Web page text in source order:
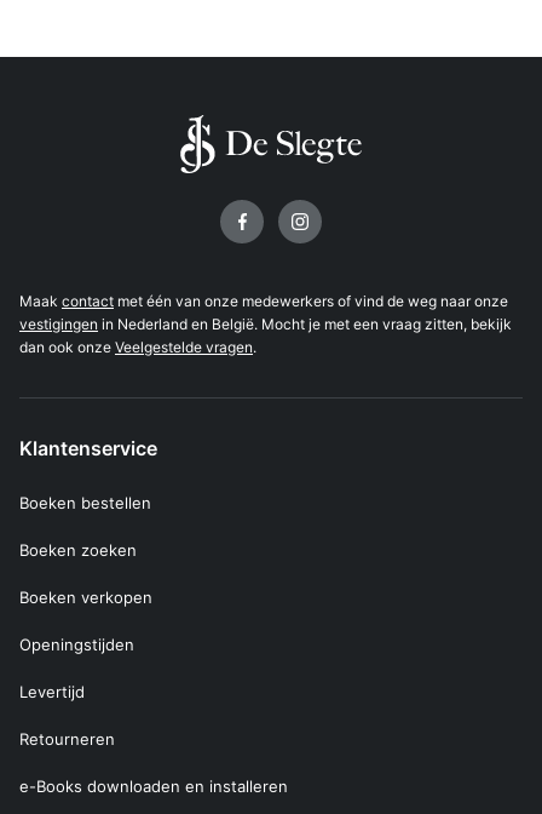
Maak contact met één van onze medewerkers of vind de weg naar onze
vestigingen in Nederland en België. Mocht je met een vraag zitten, bekijk
dan ook onze Veelgestelde vragen.
Klantenservice
Boeken bestellen
Boeken zoeken
Boeken verkopen
Openingstijden
Levertijd
Retourneren
e-Books downloaden en installeren